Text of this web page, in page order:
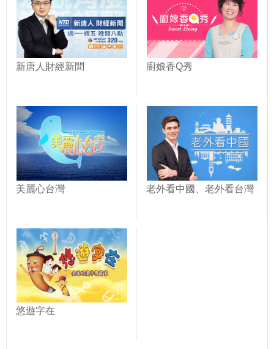
新唐人財經新聞 廚娘香Q秀
美麗心台灣 老外看中國、老外看台灣
悠遊字在